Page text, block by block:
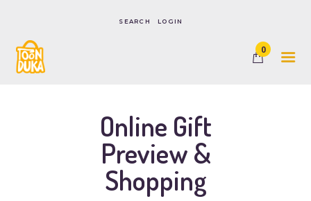
LOGIN
0
Online Gift
Preview &
Shopping